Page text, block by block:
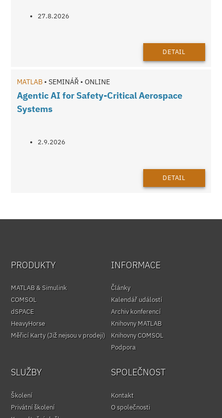
27.8.2026
DETAIL
MATLAB • SEMINÁŘ • ONLINE
Agentic AI for Safety-Critical Aerospace
Systems
2.9.2026
DETAIL
PRODUKTY
MATLAB & Simulink
COMSOL
dSPACE
HeavyHorse
Měřicí Karty (Již nejsou v prodeji)
INFORMACE
Články
Kalendář událostí
Archiv konferencí
Knihovny MATLAB
Knihovny COMSOL
Podpora
SLUŽBY
Školení
Privátní školení
SPOLEČNOST
Kontakt
O společnosti